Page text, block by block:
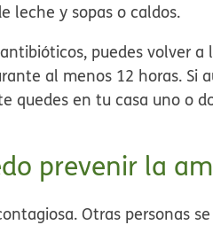
leche y sopas o caldos.
puedes volver
al menos 12 horas. Si
quedes en tu casa uno o
prevenir la
Otras personas